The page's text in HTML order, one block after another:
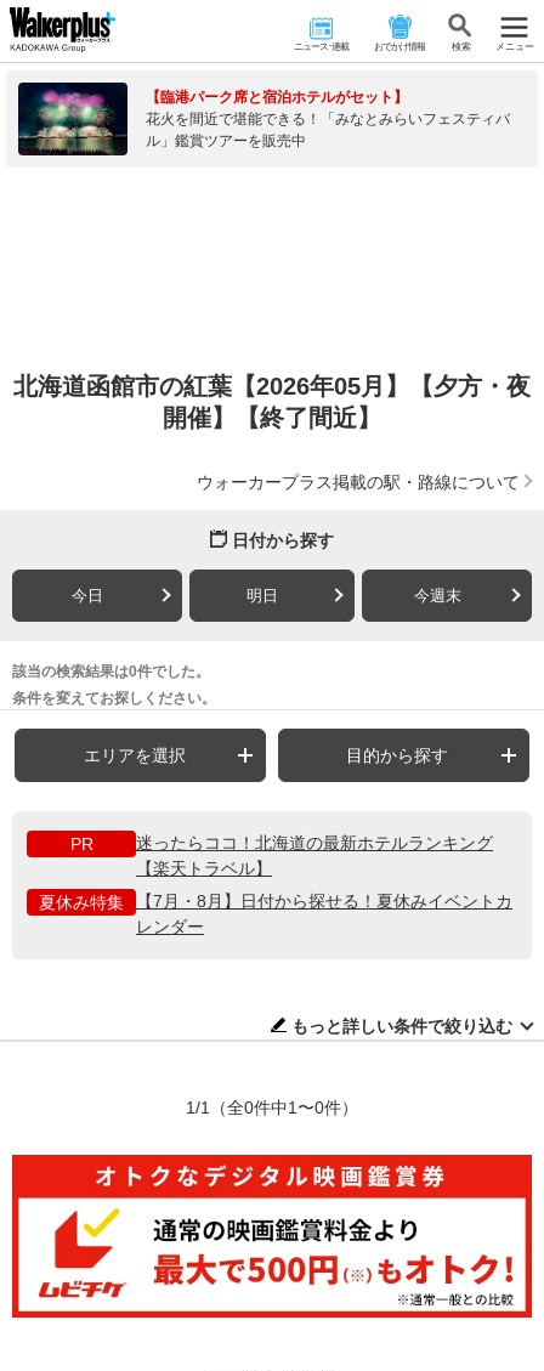
ニュース･連載 おでかけ情報 検 索 メニュー
【臨港パーク席と宿泊ホテルがセット】
花火を間近で堪能できる！「みなとみらいフェスティバ
ル」鑑賞ツアーを販売中
北海道函館市の紅葉【2026年05月】【夕方・夜
開催】【終了間近】
ウォーカープラス掲載の駅・路線について
日付から探す
今日 明日 今週末
該当の検索結果は0件でした。
条件を変えてお探しください。
エリアを選択 目的から探す
PR
迷ったらココ！北海道の最新ホテルランキング
【楽天トラベル】
夏休み特集
【7月・8月】日付から探せる！夏休みイベントカ
レンダー
もっと詳しい条件で絞り込む
1/1 （全0件中1〜0件）